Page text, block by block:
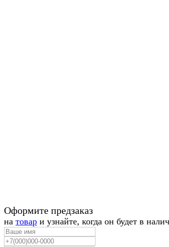
Оформите предзаказ
на товар и узнайте, когда он будет в